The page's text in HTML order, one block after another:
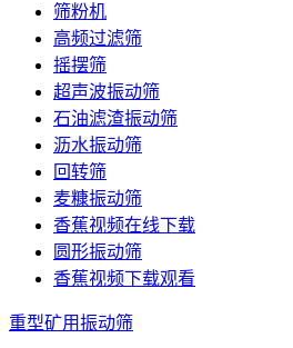
筛粉机
高频过滤筛
摇摆筛
超声波振动筛
石油滤渣振动筛
沥水振动筛
回转筛
麦糠振动筛
香蕉视频在线下载
圆形振动筛
香蕉视频下载观看
重型矿用振动筛